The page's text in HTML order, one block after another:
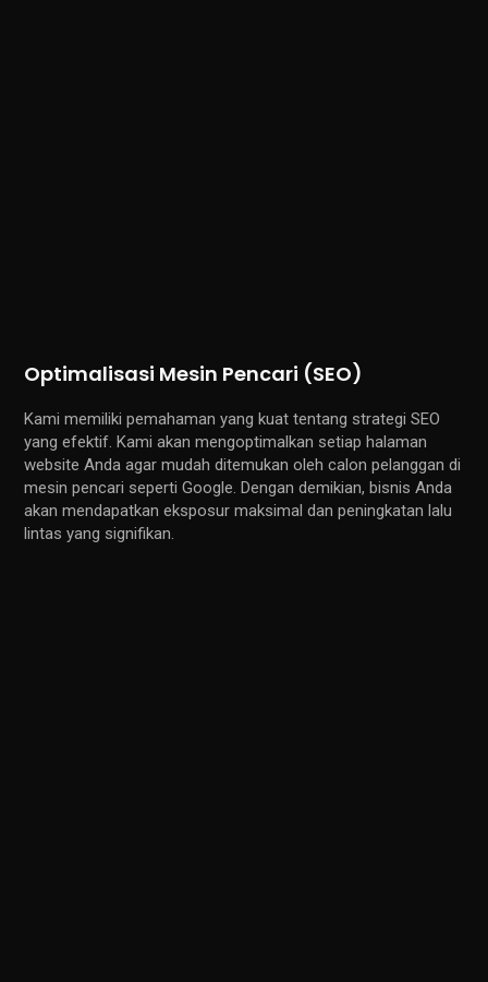
Optimalisasi Mesin Pencari (SEO)
Kami memiliki pemahaman yang kuat tentang strategi SEO
yang efektif. Kami akan mengoptimalkan setiap halaman
website Anda agar mudah ditemukan oleh calon pelanggan di
mesin pencari seperti Google. Dengan demikian, bisnis Anda
akan mendapatkan eksposur maksimal dan peningkatan lalu
lintas yang signifikan.